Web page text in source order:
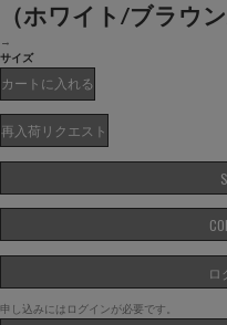
（ホワイト/ブラウ
→
サイズ
カートに入れる
再入荷リクエスト
ロ
申し込みにはログインが必要です。